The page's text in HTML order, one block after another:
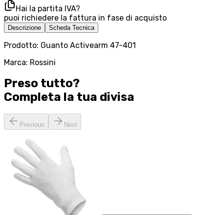
Hai la partita IVA?
puoi richiedere la fattura in fase di acquisto
Descrizione Scheda Tecnica
Prodotto: Guanto Activearm 47-401
Marca: Rossini
Preso tutto?
Completa la tua divisa
Previous Next